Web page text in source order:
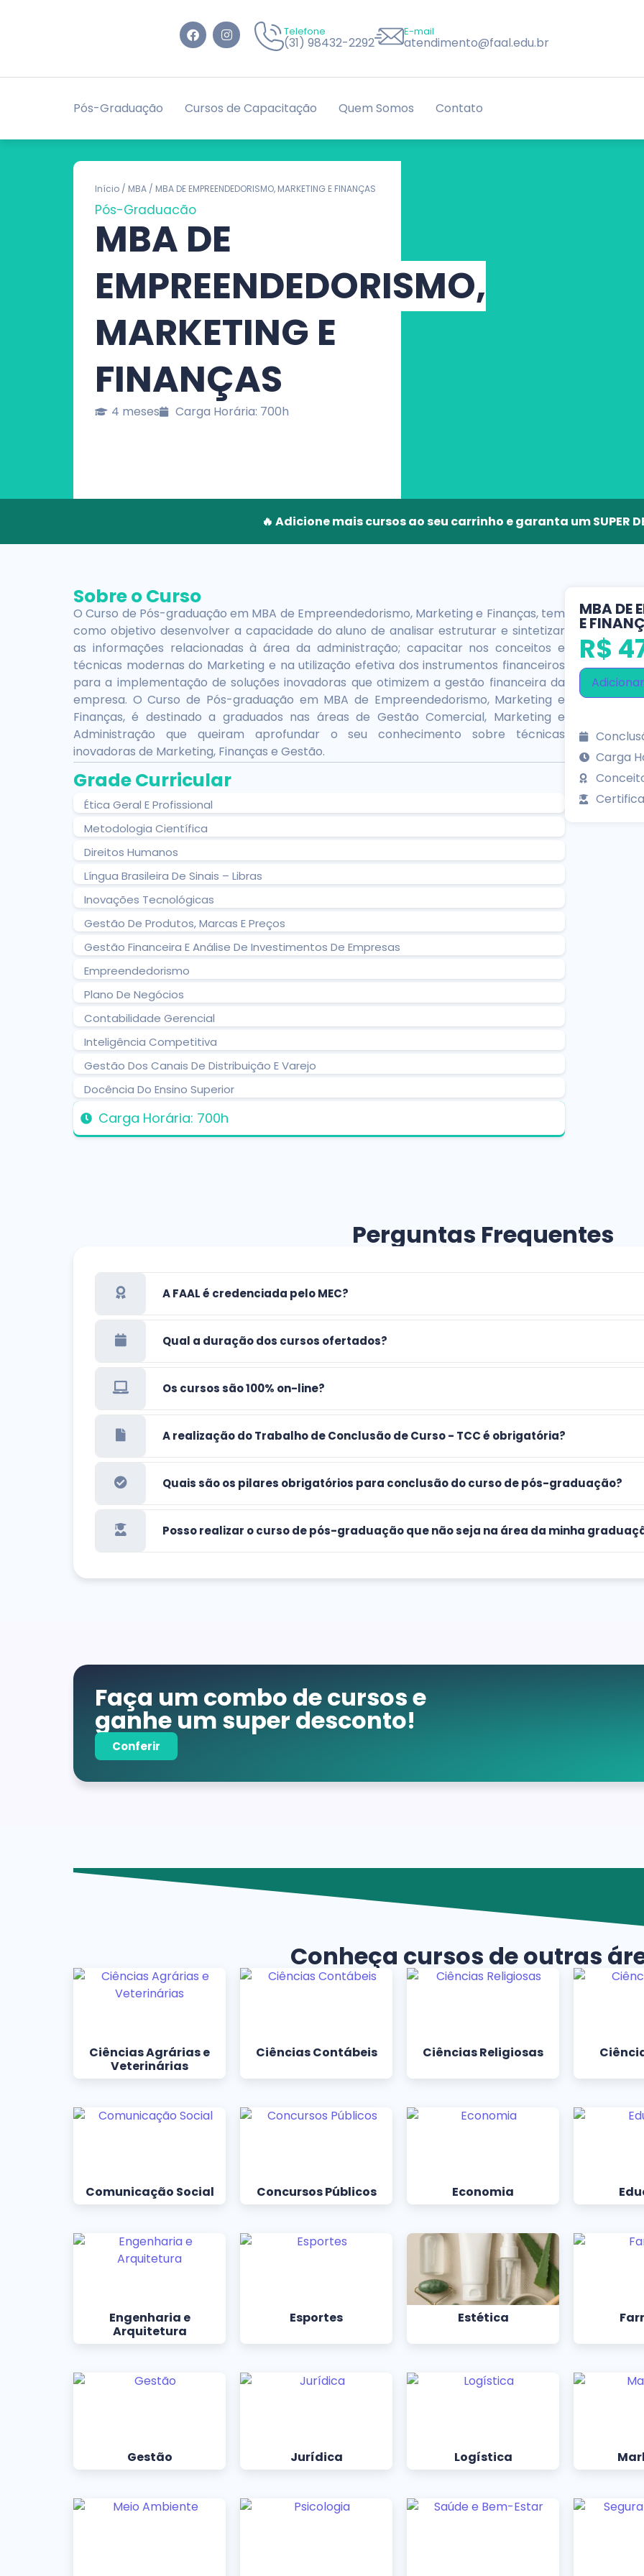
Telefone
(31) 98432-2292
E-mail
atendimento@faal.edu.br
Pós-Graduação Cursos de Capacitação Quem Somos Contato
Início / MBA / MBA DE EMPREENDEDORISMO, MARKETING E FINANÇAS
Pós-Graduação
MBA DE
EMPREENDEDORISMO,
MARKETING E
FINANÇAS
4 meses Carga Horária: 700h
🔥 Adicione mais cursos ao seu carrinho e garanta um SUPER
Sobre o Curso
O Curso de Pós-graduação em MBA de Empreendedorismo, Marketing e Finanças, tem
como objetivo desenvolver a capacidade do aluno de analisar estruturar e sintetizar
as informações relacionadas à área da administração; capacitar nos conceitos e
técnicas modernas do Marketing e na utilização efetiva dos instrumentos financeiros
para a implementação de soluções inovadoras que otimizem a gestão financeira da
empresa. O Curso de Pós-graduação em MBA de Empreendedorismo, Marketing e
Finanças, é destinado a graduados nas áreas de Gestão Comercial, Marketing e
Administração que queiram aprofundar o seu conhecimento sobre técnicas
inovadoras de Marketing, Finanças e Gestão.
Grade Curricular
Ética Geral E Profissional
Metodologia Científica
Direitos Humanos
Língua Brasileira De Sinais – Libras
Inovações Tecnológicas
Gestão De Produtos, Marcas E Preços
Gestão Financeira E Análise De Investimentos De Empresas
Empreendedorismo
Plano De Negócios
Contabilidade Gerencial
Inteligência Competitiva
Gestão Dos Canais De Distribuição E Varejo
Docência Do Ensino Superior
Carga Horária: 700h
MBA DE
E
R$
Carga
Perguntas Frequentes
A FAAL é credenciada pelo MEC?
Qual a duração dos cursos ofertados?
Os cursos são 100% on-line?
A realização do Trabalho de Conclusão de Curso - TCC é obrigatória?
Quais são os pilares obrigatórios para conclusão do curso de pós-graduação?
Posso realizar o curso de pós-graduação que não seja na área da minha
Faça um combo de cursos e
ganhe um super desconto!
Conferir
Conheça cursos de outras
Ciências Agrárias e
Veterinárias
Ciências Contábeis Ciências Religiosas
Comunicação Social Concursos Públicos Economia
Engenharia e
Arquitetura
Esportes Estética
Gestão Jurídica Logística